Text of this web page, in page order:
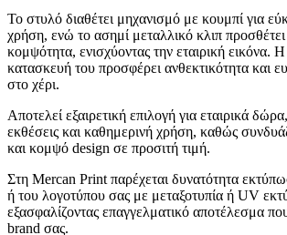
Το στυλό διαθέτει μηχανισμό με κουμπί για
χρήση, ενώ το ασημί μεταλλικό κλιπ προσθέτει
κομψότητα, ενισχύοντας την εταιρική εικόνα.
κατασκευή του προσφέρει ανθεκτικότητα και
στο χέρι.
Αποτελεί εξαιρετική επιλογή για εταιρικά
εκθέσεις και καθημερινή χρήση, καθώς
και κομψό design σε προσιτή τιμή.
Στη Mercan Print παρέχεται δυνατότητα
ή του λογοτύπου σας με μεταξοτυπία ή UV
εξασφαλίζοντας επαγγελματικό αποτέλεσμα
brand σας.